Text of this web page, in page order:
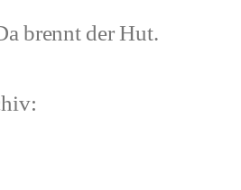
brennt der Hut.